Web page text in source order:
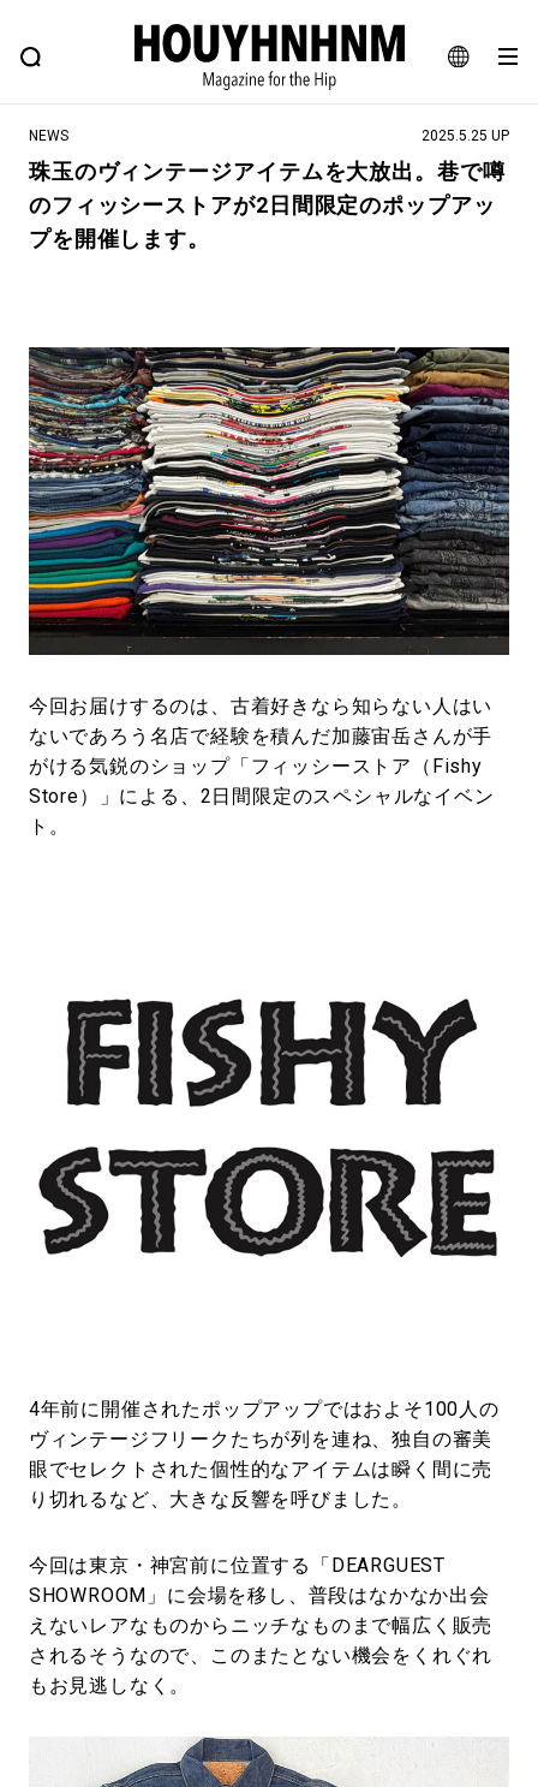
JA
EN
FEATURE BLOG SNAP
ヒップなファッション、カルチャー、ライフスタイルWEBマガジン
#注目のタグ
#NEW VINTAGE #マイナーグッド図鑑
#路地裏てぃーん。 #MONTHLY JOURNAL
#GH 銘品の所以 #フイナムのYouTube
#Commune H #FOCUS IT #AH.H
#ととけん #FASHION #MUSIC #MOVIE
#LIFESTYLE #SNEAKER #OUTDOOR
#SPORTS #HANDSOME HANDBOOK
NEWS 2025.5.25 UP
珠玉のヴィンテージアイテムを大放出。巷で噂
のフィッシーストアが2日間限定のポップアッ
プを開催します。
今回お届けするのは、古着好きなら知らない人はい
ないであろう名店で経験を積んだ加藤宙岳さんが手
がける気鋭のショップ「フィッシーストア（Fishy
Store）」による、2日間限定のスペシャルなイベン
ト。
4年前に開催されたポップアップではおよそ100人の
ヴィンテージフリークたちが列を連ね、独自の審美
眼でセレクトされた個性的なアイテムは瞬く間に売
り切れるなど、大きな反響を呼びました。
今回は東京・神宮前に位置する「DEARGUEST
SHOWROOM」に会場を移し、普段はなかなか出会
えないレアなものからニッチなものまで幅広く販売
されるそうなので、このまたとない機会をくれぐれ
もお見逃しなく。